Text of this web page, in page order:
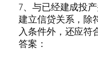
7、与已经建成投
建立信贷关系，除
入条件外，还应符
答案：